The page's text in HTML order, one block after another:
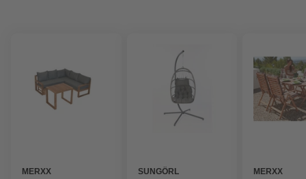
MERXX
SUNGÖRL
MERXX